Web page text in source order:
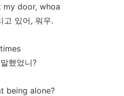
door, whoa
고 있어, 워우.
했었니?
being alone?